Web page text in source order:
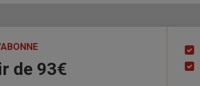
de 93€
à